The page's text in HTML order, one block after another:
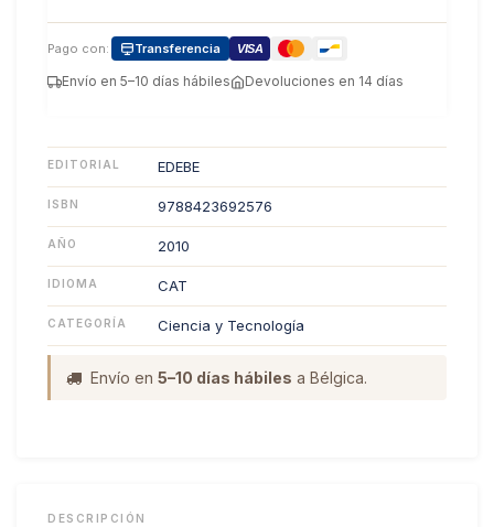
Pago con: Transferencia VISA
Envío en 5–10 días hábiles Devoluciones en 14 días
EDITORIAL EDEBE
ISBN 9788423692576
AÑO 2010
IDIOMA CAT
CATEGORÍA Ciencia y Tecnología
Envío en 5–10 días hábiles a Bélgica.
DESCRIPCIÓN